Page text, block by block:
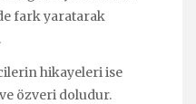
fark yaratarak
hikayeleri ise
özveri doludur.